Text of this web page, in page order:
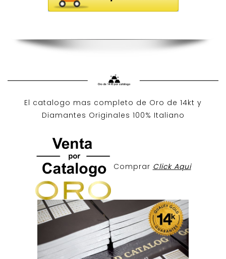
El catalogo mas completo de Oro de 14kt y
Diamantes Originales 100% Italiano
Comprar Click Aqui